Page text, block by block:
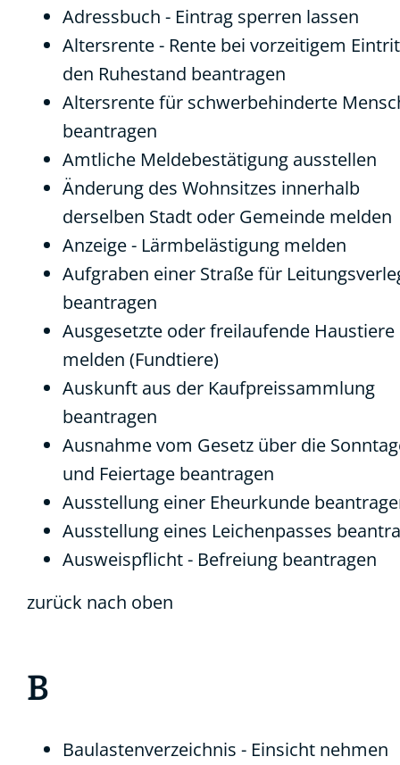
Adressbuch - Eintrag sperren lassen
Altersrente - Rente bei vorzeitigem
den Ruhestand beantragen
Altersrente für schwerbehinderte
beantragen
Amtliche Meldebestätigung ausstellen
Änderung des Wohnsitzes innerhalb
derselben Stadt oder Gemeinde melden
Anzeige - Lärmbelästigung melden
Aufgraben einer Straße für
beantragen
Ausgesetzte oder freilaufende Haustiere
melden (Fundtiere)
Auskunft aus der Kaufpreissammlung
beantragen
Ausnahme vom Gesetz über die
und Feiertage beantragen
Ausstellung einer Eheurkunde
Ausstellung eines Leichenpasses
Ausweispflicht - Befreiung beantragen
zurück nach oben
B
Baulastenverzeichnis - Einsicht nehmen